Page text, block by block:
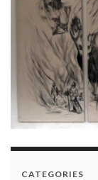
CATEGORIES